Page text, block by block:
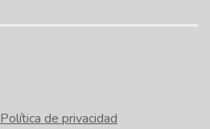
Política de privacidad